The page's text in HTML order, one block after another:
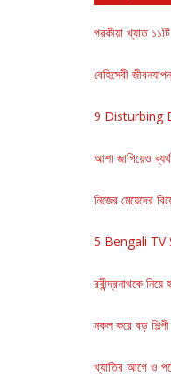
পরকীয়া খ্যাত
বেহিসেবী
9 Disturbing
আশা জাগিয়েও ব্যর্থ
নিজের মেয়েদের
5 Bengali
রবীন্দ্রনাথকে
নকল করে বড়
খ্যাতির আগে ও